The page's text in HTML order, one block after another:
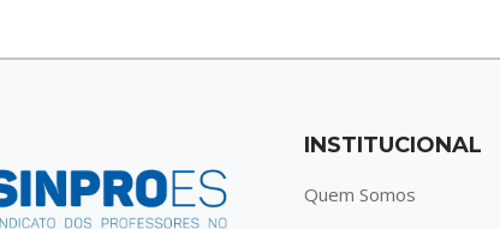
INSTITUCIONAL
Quem Somos